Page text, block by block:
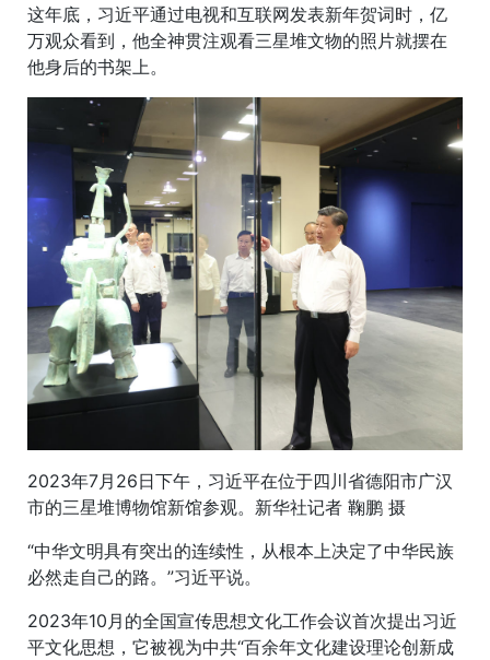
这年底，习近平通过电视和互联网发表新年贺词时，亿
万观众看到，他全神贯注观看三星堆文物的照片就摆在
他身后的书架上。
2023年7月26日下午，习近平在位于四川省德阳市广汉
市的三星堆博物馆新馆参观。新华社记者 鞠鹏 摄
“中华文明具有突出的连续性，从根本上决定了中华民族
必然走自己的路。”习近平说。
2023年10月的全国宣传思想文化工作会议首次提出习近
平文化思想，它被视为中共“百余年文化建设理论创新成